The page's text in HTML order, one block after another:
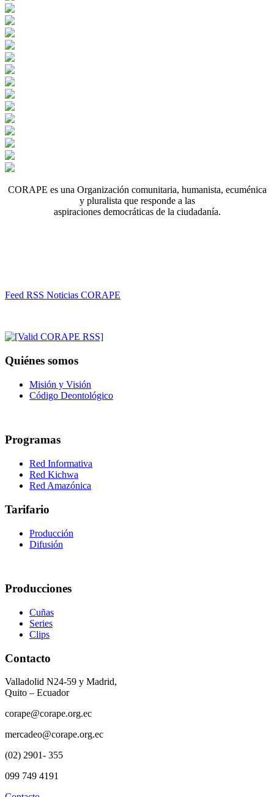
CORAPE es una Organización comunitaria, humanista, ecuménica
y pluralista que responde a las
aspiraciones democráticas de la ciudadanía.
Feed RSS Noticias CORAPE
Quiénes somos
Misión y Visión
Código Deontológico
Programas
Red Informativa
Red Kichwa
Red Amazónica
Tarifario
Producción
Difusión
Producciones
Cuñas
Series
Clips
Contacto
Valladolid N24-59 y Madrid,
Quito – Ecuador
corape@corape.org.ec
mercadeo@corape.org.ec
(02) 2901- 355
099 749 4191